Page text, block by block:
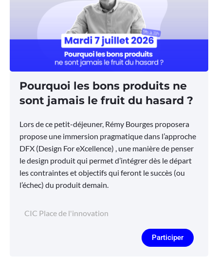
Pourquoi les bons produits ne
sont jamais le fruit du hasard ?
Lors de ce petit-déjeuner, Rémy Bourges proposera
propose une immersion pragmatique dans l’approche
DFX (Design For eXcellence) , une manière de penser
le design produit qui permet d’intégrer dès le départ
les contraintes et objectifs qui feront le succès (ou
l’échec) du produit demain.
CIC Place de l'innovation
Participer